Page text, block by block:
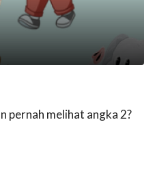
pernah melihat angka 2?